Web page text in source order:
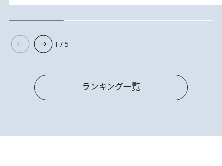
1 / 5
ランキング一覧